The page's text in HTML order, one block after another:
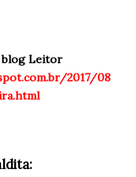
blog Leitor
2017/08